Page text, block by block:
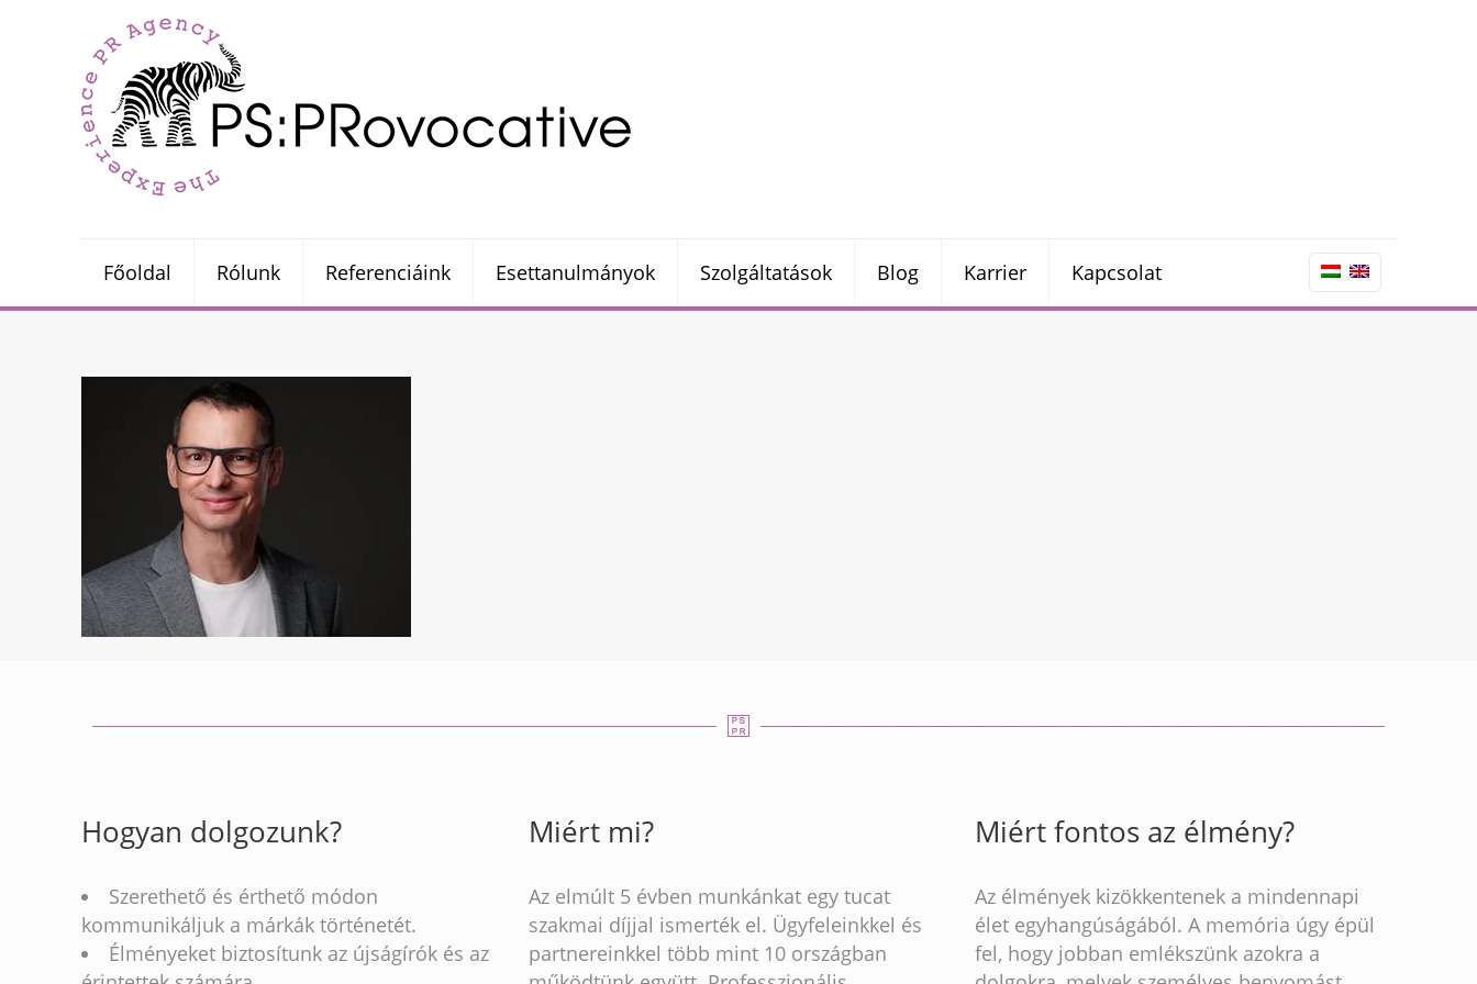
Főoldal Rólunk Referenciáink Esettanulmányok Szolgáltatások Blog Karrier Kapcsolat
Hogyan dolgozunk?
Szerethető és érthető módon
kommunikáljuk a márkák történetét.
Élményeket biztosítunk az újságírók és az
Miért mi?
Az elmúlt 5 évben munkánkat egy tucat
szakmai díjjal ismerték el. Ügyfeleinkkel és
partnereinkkel több mint 10 országban
Miért fontos az élmény?
Az élmények kizökkentenek a mindennapi
élet egyhangúságából. A memória úgy épül
fel, hogy jobban emlékszünk azokra a